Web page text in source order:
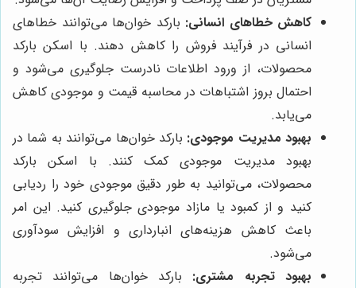
کاهش خطاهای انسانی: بارکد خوان‌ها می‌توانند خطاهای
انسانی در فرآیند فروش را کاهش دهند. با اسکن بارکد
محصولات، از ورود اطلاعات نادرست جلوگیری می‌شود و
احتمال بروز اشتباهات در محاسبه قیمت و موجودی کاهش
می‌یابد.
بهبود مدیریت موجودی: بارکد خوان‌ها می‌توانند به شما در
بهبود مدیریت موجودی کمک کنند. با اسکن بارکد
محصولات، می‌توانید به طور دقیق موجودی خود را ردیابی
کنید و از کمبود یا مازاد موجودی جلوگیری کنید. این امر
باعث کاهش هزینه‌های انبارداری و افزایش سودآوری
می‌شود.
بهبود تجربه مشتری: بارکد خوان‌ها می‌توانند تجربه